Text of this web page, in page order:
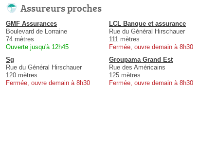
Assureurs proches
GMF Assurances
Boulevard de Lorraine
74 mètres
Ouverte jusqu'à 12h45
LCL Banque et assurance
Rue du Général Hirschauer
111 mètres
Fermée, ouvre demain à 8h30
Sg
Rue du Général Hirschauer
120 mètres
Fermée, ouvre demain à 8h30
Groupama Grand Est
Rue des Américains
125 mètres
Fermée, ouvre demain à 8h30